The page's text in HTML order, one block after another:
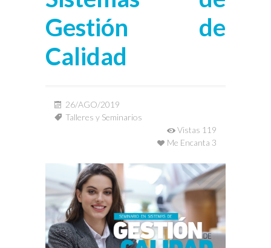
Gestión de
Calidad
26/AGO/2019
Talleres y Seminarios
Vistas 119
Me Encanta 3